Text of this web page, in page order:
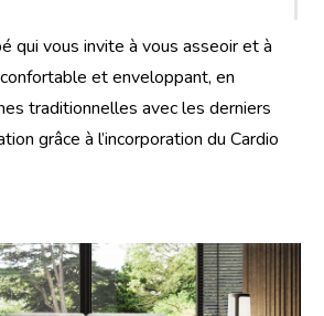
qui vous invite à vous asseoir et à
et enveloppant, en
traditionnelles avec les derniers
grâce à l’incorporation du Cardio